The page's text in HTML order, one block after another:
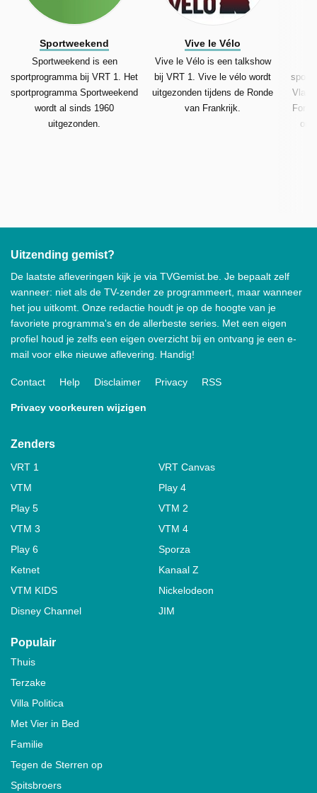
Sportweekend
Sportweekend is een
sportprogramma bij VRT 1. Het
sportprogramma Sportweekend
wordt al sinds 1960
uitgezonden.
Vive le Vélo
Vive le Vélo is een talkshow
bij VRT 1. Vive le vélo wordt
uitgezonden tijdens de Ronde
van Frankrijk.
Uitzending gemist?
De laatste afleveringen kijk je via TVGemist.be. Je bepaalt zelf
wanneer: niet als de TV-zender ze programmeert, maar wanneer
het jou uitkomt. Onze redactie houdt je op de hoogte van je
favoriete programma's en de allerbeste series. Met een eigen
profiel houd je zelfs een eigen overzicht bij en ontvang je een e-
mail voor elke nieuwe aflevering. Handig!
Contact Help Disclaimer Privacy RSS
Privacy voorkeuren wijzigen
Zenders
VRT 1
VRT Canvas
VTM
Play 4
Play 5
VTM 2
VTM 3
VTM 4
Play 6
Sporza
Ketnet
Kanaal Z
VTM KIDS
Nickelodeon
Disney Channel
JIM
Populair
Thuis
Terzake
Villa Politica
Met Vier in Bed
Familie
Tegen de Sterren op
Spitsbroers